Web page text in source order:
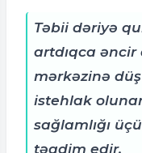
Təbii dəriyə
artdıqca əncir
mərkəzinə
istehlak
sağlamlığı
təqdim edir.